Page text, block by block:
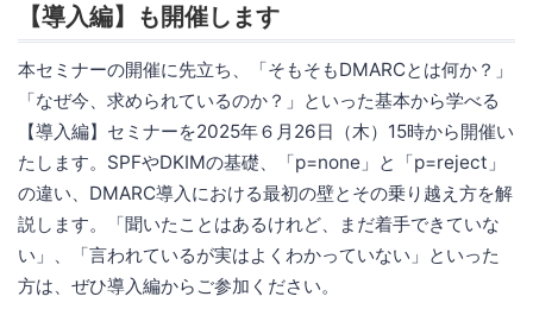
【導入編】も開催します
本セミナーの開催に先立ち、「そもそもDMARCとは何か？」
「なぜ今、求められているのか？」といった基本から学べる
【導入編】セミナーを2025年６月26日（木）15時から開催い
たします。SPFやDKIMの基礎、「p=none」と「p=reject」
の違い、DMARC導入における最初の壁とその乗り越え方を解
説します。「聞いたことはあるけれど、まだ着手できていな
い」、「言われているが実はよくわかっていない」といった
方は、ぜひ導入編からご参加ください。